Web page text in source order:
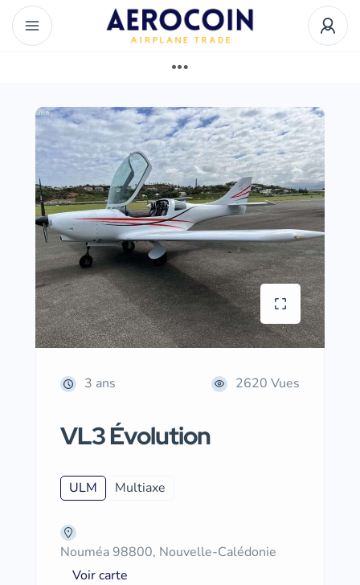
3 ans 2620 Vues
VL3 Évolution
ULM Multiaxe
Nouméa 98800, Nouvelle-Calédonie
Voir carte